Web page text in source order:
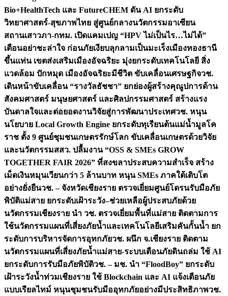
Bio+HealthTech และ FutureCHEM ดัน AI ยกระดับ
วิทยาศาสตร์-สุขภาพไทย สู่ศูนย์กลางนวัตกรรมอาเซียน
สถานเสาวภา-กทม. เปิดแคมเปญ “HPV ไม่เป็นไร…ไม่ได้”
เตือนอย่าชะล่าใจ ก่อนภัยเงียบลุกลามเป็นมะเร็งเมืองทองธานี
ขึ้นแท่น เขตส่งเสริมเมืองอัจฉริยะ มุ่งยกระดับเทคโนโลยี สิ่ง
แวดล้อม ปักหมุด เมืองอัจฉริยะมีชีวิต ขับเคลื่อนเศรษฐกิจวช.
เดินหน้าขับเคลื่อน “รางวัลธัชชา” ยกย่องผู้สร้างคุณูปการด้าน
สังคมศาสตร์ มนุษยศาสตร์ และศิลปกรรมศาสตร์ สร้างแรง
บันดาลใจและต่อยอดงานวิจัยสู่การพัฒนาประเทศวช. หนุน
นโยบาย Local Growth Engine ยกระดับทุเรียนต้นแม่น้ำมูลโค
ราช ตั้ง 9 ศูนย์ชุมชนเกษตรรักษ์โลก ขับเคลื่อนเกษตรด้วยวิจัย
และนวัตกรรมสสว. ปลื้มงาน “OSS & SMEs GROW
TOGETHER FAIR 2026” ที่สงขลาประสบความสำเร็จ สร้าง
เม็ดเงินหมุนเวียนกว่า 5 ล้านบาท หนุน SMEs ภาคใต้เติบโต
อย่างยั่งยืนวช. – จังหวัดเชียงราย ตรวจเยี่ยมศูนย์โดรนรับมือภัย
พิบัติแม่สาย ยกระดับเฝ้าระวัง–ช่วยเหลือผู้ประสบภัยด้วย
นวัตกรรมเชียงราย นำ วช. ตรวจเยี่ยมพื้นที่แม่สาย ติดตามการ
ใช้นวัตกรรมแผนที่เสี่ยงภัยน้ำและเทคโนโลยีเสริมคันกั้นน้ำ ยก
ระดับการบริหารจัดการอุทกภัยวช. ผนึก จ.เชียงราย ติดตาม
นวัตกรรมแผนที่เสี่ยงภัยน้ำแม่สาย-ระบบเตือนภัยดินถล่ม ใช้ AI
ยกระดับการรับมือภัยพิบัติวช. – มช. นำ “FloodBoy” ยกระดับ
เฝ้าระวังน้ำท่วมเชียงราย ใช้ Blockchain และ AI แจ้งเตือนภัย
แบบเรียลไทม์ หนุนชุมชนรับมืออุทกภัยอย่างมีประสิทธิภาพวช.